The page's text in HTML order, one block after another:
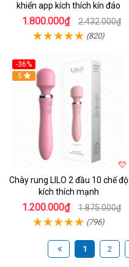
khiển app kích thích kín đáo
1.800.000₫ 2.432.000₫
(820)
-36%
Hot
5
Chày rung LILO 2 đầu 10 chế độ
kích thích mạnh
1.200.000₫ 1.875.000₫
(796)
1 2